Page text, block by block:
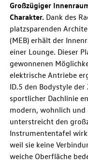
Großzügiger
Charakter. Dank des
platzsparenden
(MEB) erhält der
einer Lounge. Dieser
gewonnenen
elektrische Antriebe
ID.5 den Bodystyle
sportlicher Dachlinie
modern, wohnlich und
unterstreicht den
Instrumententafel
weil sie keine
weiche Oberfläche